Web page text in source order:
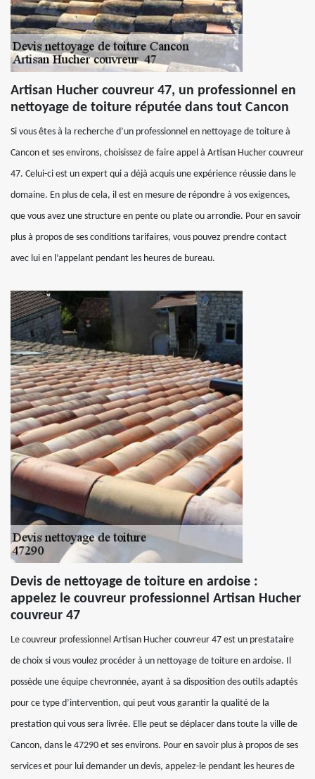
Artisan Hucher couvreur 47, un professionnel en
nettoyage de toiture réputée dans tout Cancon
Si vous êtes à la recherche d’un professionnel en nettoyage de toiture à
Cancon et ses environs, choisissez de faire appel à Artisan Hucher couvreur
47. Celui-ci est un expert qui a déjà acquis une expérience réussie dans le
domaine. En plus de cela, il est en mesure de répondre à vos exigences,
que vous avez une structure en pente ou plate ou arrondie. Pour en savoir
plus à propos de ses conditions tarifaires, vous pouvez prendre contact
avec lui en l’appelant pendant les heures de bureau.
Devis de nettoyage de toiture en ardoise :
appelez le couvreur professionnel Artisan Hucher
couvreur 47
Le couvreur professionnel Artisan Hucher couvreur 47 est un prestataire
de choix si vous voulez procéder à un nettoyage de toiture en ardoise. Il
possède une équipe chevronnée, ayant à sa disposition des outils adaptés
pour ce type d’intervention, qui peut vous garantir la qualité de la
prestation qui vous sera livrée. Elle peut se déplacer dans toute la ville de
Cancon, dans le 47290 et ses environs. Pour en savoir plus à propos de ses
services et pour lui demander un devis, appelez-le pendant les heures de